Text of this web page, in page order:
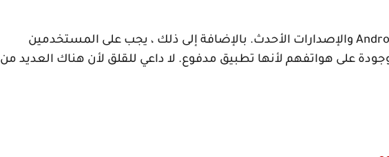
والإصدارات الأحدث. بالإضافة إلى ذلك ، يجب على المستخدمين
على هواتفهم لأنها تطبيق مدفوع. لا داعي للقلق لأن هناك العديد من